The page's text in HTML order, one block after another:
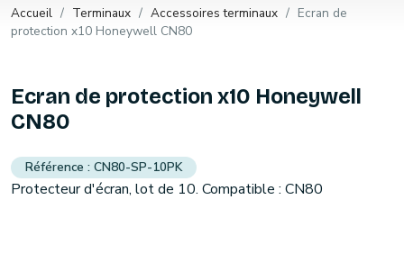
Accueil Terminaux Accessoires terminaux
Ecran de
protection x10 Honeywell CN80
Ecran de protection x10 Honeywell
CN80
CN80-SP-10PK
Protecteur d'écran, lot de 10. Compatible : CN80